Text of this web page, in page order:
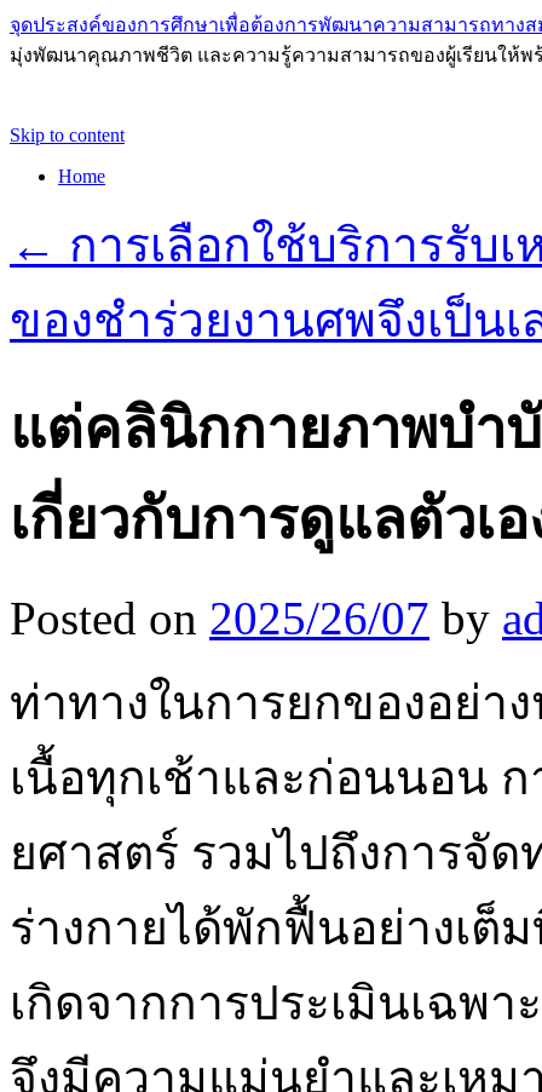
จุดประสงค์ของการศึกษาเพื่อต้องการพัฒนาความสามารถทางส
มุ่งพัฒนาคุณภาพชีวิต และความรู้ความสามารถของผู้เรียนให้พ
Skip to content
Home
← การเลือกใช้บริการรับเ
ของชำร่วยงานศพจึงเป็
แต่คลินิกกายภาพบำ
เกี่ยวกับการดูแลตัวเอ
Posted on 2025/26/07 by
ท่าทางในการยกของอย่า
เนื้อทุกเช้าและก่อนนอน
ยศาสตร์ รวมไปถึงการจั
ร่างกายได้พักฟื้นอย่างเต็
เกิดจากการประเมินเฉพ
จึงมีความแม่นยำและเหม